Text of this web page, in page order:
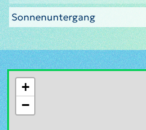
Sonnenuntergang
+
−